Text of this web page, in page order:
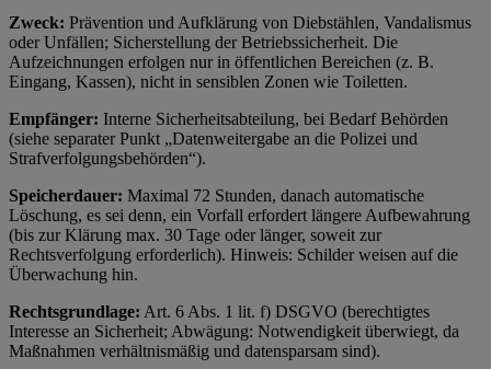
Zweck: Prävention und Aufklärung von Diebstählen, Vandalismus
oder Unfällen; Sicherstellung der Betriebssicherheit. Die
Aufzeichnungen erfolgen nur in öffentlichen Bereichen (z. B.
Eingang, Kassen), nicht in sensiblen Zonen wie Toiletten.
Empfänger: Interne Sicherheitsabteilung, bei Bedarf Behörden
(siehe separater Punkt „Datenweitergabe an die Polizei und
Strafverfolgungsbehörden“).
Speicherdauer: Maximal 72 Stunden, danach automatische
Löschung, es sei denn, ein Vorfall erfordert längere Aufbewahrung
(bis zur Klärung max. 30 Tage oder länger, soweit zur
Rechtsverfolgung erforderlich). Hinweis: Schilder weisen auf die
Überwachung hin.
Rechtsgrundlage: Art. 6 Abs. 1 lit. f) DSGVO (berechtigtes
Interesse an Sicherheit; Abwägung: Notwendigkeit überwiegt, da
Maßnahmen verhältnismäßig und datensparsam sind).